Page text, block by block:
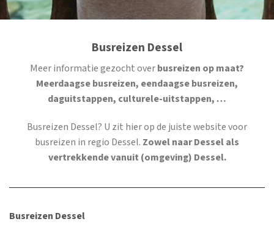
Busreizen Dessel
Meer informatie gezocht overbusreizen op maat?
Meerdaagse busreizen, eendaagse busreizen,
daguitstappen, culturele-uitstappen, …
Busreizen Dessel? U zit hier op de juiste website voor
busreizen in regio Dessel. Zowel naar Dessel als
vertrekkende vanuit (omgeving) Dessel.
Busreizen Dessel